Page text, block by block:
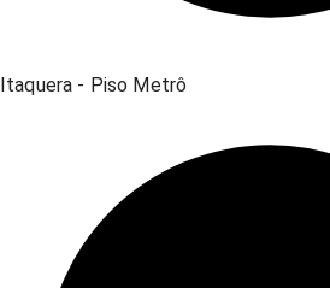
Itaquera - Piso Metrô